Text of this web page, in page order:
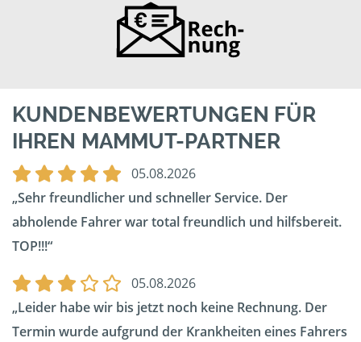
KUNDENBEWERTUNGEN FÜR
IHREN MAMMUT-PARTNER
05.08.2026
Sehr freundlicher und schneller Service. Der
abholende Fahrer war total freundlich und hilfsbereit.
TOP!!!
05.08.2026
Leider habe wir bis jetzt noch keine Rechnung. Der
Termin wurde aufgrund der Krankheiten eines Fahrers